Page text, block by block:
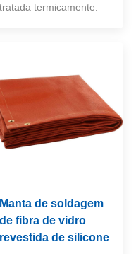
tratada termicamente.
Manta de soldagem
de fibra de vidro
revestida de silicone